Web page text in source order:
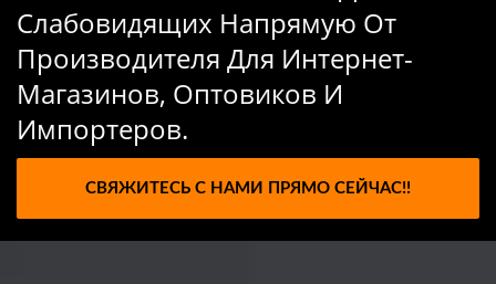
Слабовидящих Напрямую От
Производителя Для Интернет-
Магазинов, Оптовиков И
Импортеров.
СВЯЖИТЕСЬ С НАМИ ПРЯМО СЕЙЧАС!!